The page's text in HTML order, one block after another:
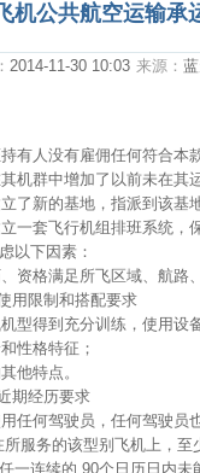
机公共航空运输承
2014-11-30 10:03 来源：
有人没有雇佣任何符合本
机群中增加了以前未在其
了新的基地，指派到该基
一套飞行机组排班系统
以下因素：
资格满足所飞区域、航路
用限制和搭配要求
型得到充分训练，使用设
性格特征；
他特点。
期经历要求
任何驾驶员，任何驾驶
服务的该型别飞机上，
一连续的 90个日历日内